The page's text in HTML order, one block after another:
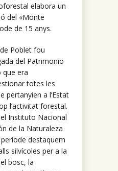
elabora un
del «Monte
de 15 anys.
Poblet fou
del Patrimonio
que era
totes les
pertanyien a l’Estat
l’activitat forestal.
el Instituto Nacional
de la Naturaleza
destaquem
silvícoles per a la
bosc, la